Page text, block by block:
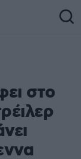
στο